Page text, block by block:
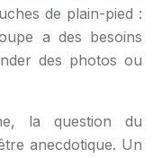
de plain-pied :
a des besoins
des photos ou
la question du
anecdotique. Un